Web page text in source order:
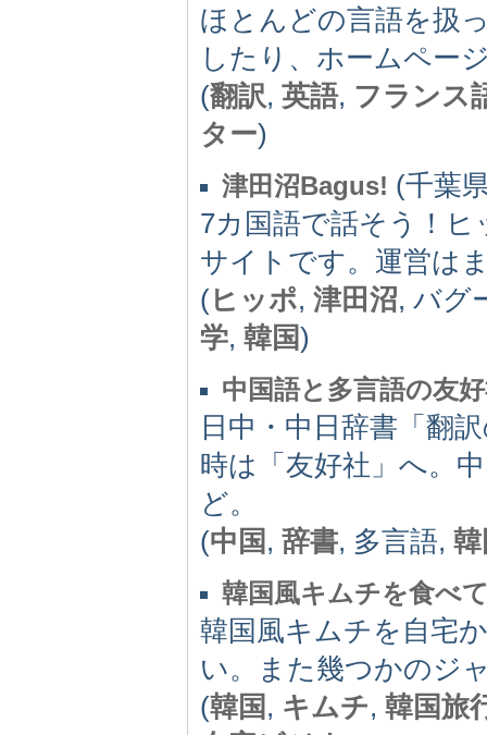
ほとんどの言語を扱
したり、ホームペー
(翻訳, 英語, フランス
ター)
津田沼Bagus! (千葉
7カ国語で話そう！
サイトです。運営は
(ヒッポ, 津田沼, バグ
学, 韓国)
中国語と多言語の友
日中・中日辞書「翻
時は「友好社」へ。
ど。
(中国 , 辞書, 多言語,
韓国風キムチを食べ
韓国風キムチを自宅
い。また幾つかのジ
(韓国 , キムチ, 韓国旅